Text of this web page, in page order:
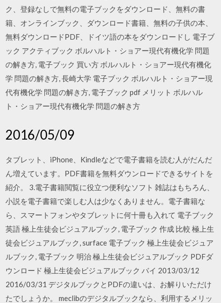
ク、登録なしで無料の電子ブックをダウンロード、無料の書
籍、オンラインブック、ダウンロード書籍、無料の子供の本、
無料ダウンロードPDF、ドイツ語の本をダウンロードし 電子ブ
ック アクティブック ボルハルト・ショアー現代有機化学 問題
の解き方, 電子ブック 買い方 ボルハルト・ショアー現代有機化
学 問題の解き方, 長崎大学 電子ブック ボルハルト・ショアー現
代有機化学 問題の解き方, 電子ブック pdf メリット ボルハル
ト・ショアー現代有機化学 問題の解き方
2016/05/09
タブレット、iPhone、Kindleなどで電子書籍を読む人がだんだ
ん増えています。PDF書籍を無料ダウンロードできるサイトを
紹介。 3.電子書籍閲覧に役立つ便利なソフト 雑誌はもちろん、
小説を電子書籍で楽しむ人は少なくありません。電子書籍な
ら、スマートフォンやタブレットに何十冊も入れて 電子ブック
英語 極上生徒会ビジュアルブック, 電子ブック 作成 比較 極上生
徒会ビジュアルブック, surface 電子ブック 極上生徒会ビジュア
ルブック, 電子ブック 明治 極上生徒会ビジュアルブック PDFダ
ウンロード 極上生徒会ビジュアルブック バイ 2013/03/12
2016/03/31 デジタルブックとPDFの違いは、お解りいただけ
たでしょうか。 meclibのデジタルブックなら、利用するメリッ